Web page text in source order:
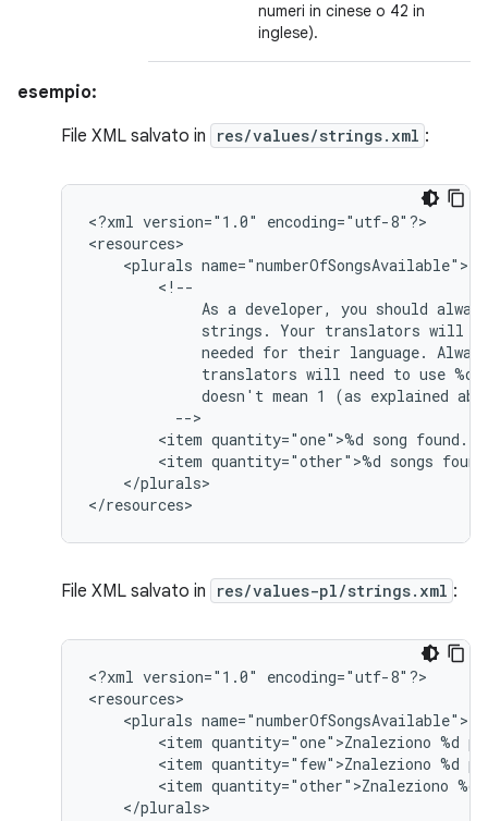
numeri in cinese o 42 in
inglese).
esempio:
File XML salvato in
res/values/strings.xml :
<?xml version="1.0"
encoding="utf-8"?>
<plurals
As a developer, you should always
strings.
Your translators will
needed for their language. Always
translators will need to use %d
doesn't mean 1 (as explained
<item quantity="one">%d song
<item quantity="other">%d songs
</plurals>
</resources>
File XML salvato in res/values-pl/strings.xml :
<?xml version="1.0"
encoding="utf-8"?>
<plurals
<item quantity="one">Znaleziono %d
<item quantity="few">Znaleziono %d
<item quantity="other">Znaleziono %d
</plurals>